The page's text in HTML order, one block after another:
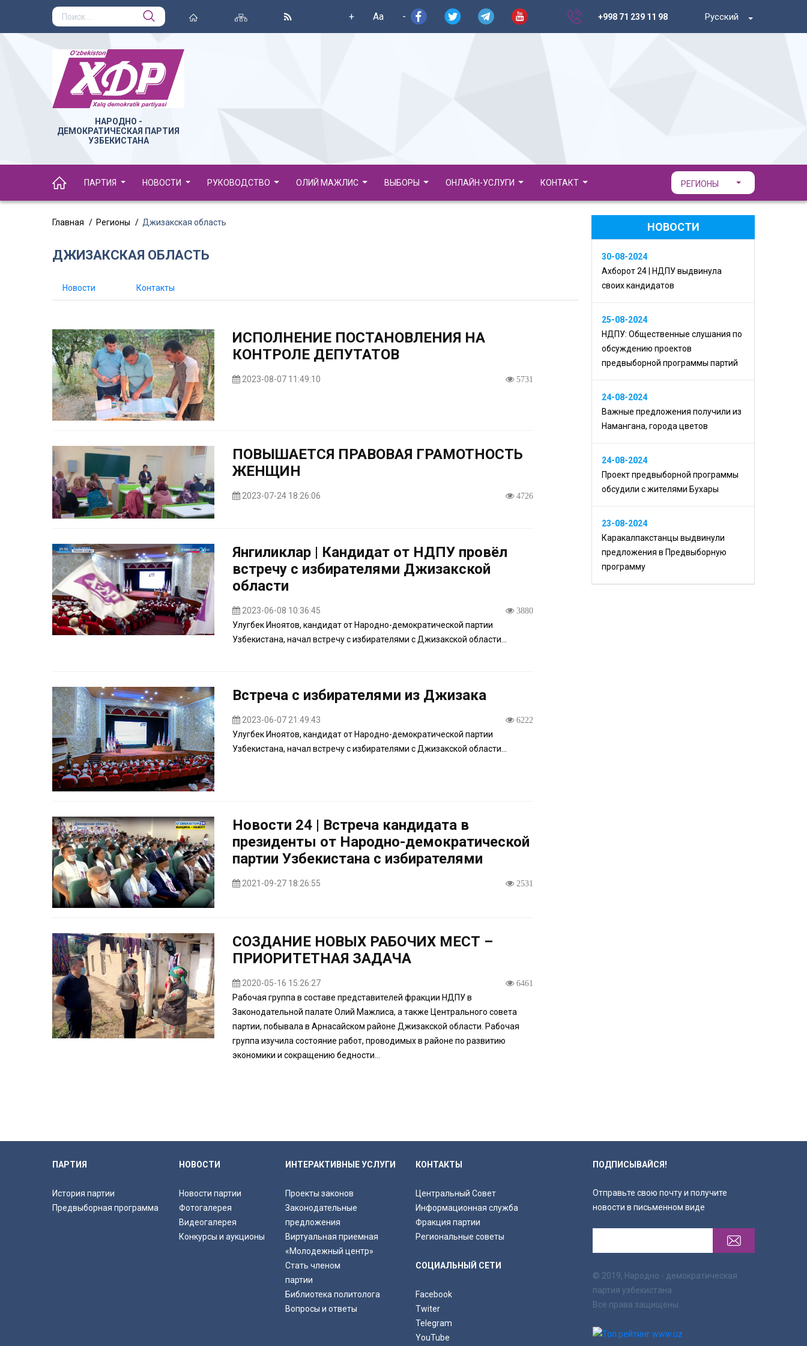
+ Aa - +998 71 239 11 98 Русский
НАРОДНО -
ДЕМОКРАТИЧЕСКАЯ ПАРТИЯ
УЗБЕКИСТАНА
ПАРТИЯ НОВОСТИ РУКОВОДСТВО ОЛИЙ МАЖЛИС ВЫБОРЫ ОНЛАЙН-УСЛУГИ КОНТАКТ РЕГИОНЫ
Главная Регионы Джизакская область
ДЖИЗАКСКАЯ ОБЛАСТЬ
Новости Контакты
ИСПОЛНЕНИЕ ПОСТАНОВЛЕНИЯ НА
КОНТРОЛЕ ДЕПУТАТОВ
2023-08-07 11:49:10 5731
ПОВЫШАЕТСЯ ПРАВОВАЯ ГРАМОТНОСТЬ
ЖЕНЩИН
2023-07-24 18:26:06 4726
Янгиликлар | Кандидат от НДПУ провёл
встречу с избирателями Джизакской
области
2023-06-08 10:36:45 3880
Улугбек Иноятов, кандидат от Народно-демократической партии
Узбекистана, начал встречу с избирателями с Джизакской области...
Встреча с избирателями из Джизака
2023-06-07 21:49:43 6222
Улугбек Иноятов, кандидат от Народно-демократической партии
Узбекистана, начал встречу с избирателями с Джизакской области...
Новости 24 | Встреча кандидата в
президенты от Народно-демократической
партии Узбекистана с избирателями
2021-09-27 18:26:55 2531
СОЗДАНИЕ НОВЫХ РАБОЧИХ МЕСТ –
ПРИОРИТЕТНАЯ ЗАДАЧА
2020-05-16 15:26:27 6461
Рабочая группа в составе представителей фракции НДПУ в
Законодательной палате Олий Мажлиса, а также Центрального совета
партии, побывала в Арнасайском районе Джизакской области. Рабочая
группа изучила состояние работ, проводимых в районе по развитию
экономики и сокращению бедности...
НОВОСТИ
30-08-2024
Ахборот 24 | НДПУ выдвинула
своих кандидатов
25-08-2024
НДПУ: Общественные слушания по
обсуждению проектов
предвыборной программы партий
24-08-2024
Важные предложения получили из
Намангана, города цветов
24-08-2024
Проект предвыборной программы
обсудили с жителями Бухары
23-08-2024
Каракалпакстанцы выдвинули
предложения в Предвыборную
программу
ПАРТИЯ
История партии
Предвыборная программа
НОВОСТИ
Новости партии
Фотогалерея
Видеогалерея
Конкурсы и аукционы
ИНТЕРАКТИВНЫЕ УСЛУГИ
Проекты законов
Законодательные
предложения
Виртуальная приемная
«Молодежный центр»
Стать членом
партии
Библиотека политолога
Вопросы и ответы
КОНТАКТЫ
Центральный Совет
Информационная служба
Фракция партии
Региональные советы
СОЦИАЛЬНЫЙ СЕТИ
Facebook
Twiter
Telegram
YouTube
ПОДПИСЫВАЙСЯ!
Отправьте свою почту и получите
новости в письменном виде
© 2019, Народно - демократическая
партия узбекистана.
Все права защищены.